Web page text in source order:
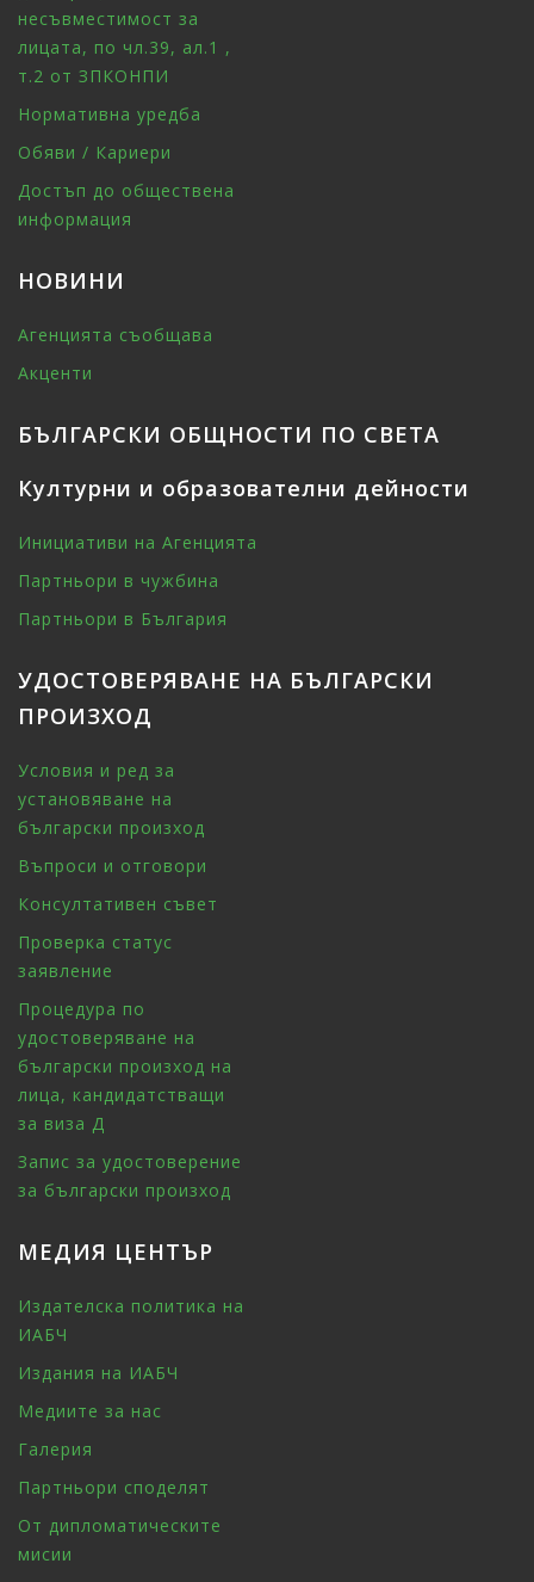
несъвместимост за
лицата, по чл.39, ал.1 ,
т.2 от ЗПКОНПИ
Нормативна уредба
Обяви / Кариери
Достъп до обществена
информация
НОВИНИ
Агенцията съобщава
Акценти
БЪЛГАРСКИ ОБЩНОСТИ ПО СВЕТА
Културни и образователни дейности
Инициативи на Агенцията
Партньори в чужбина
Партньори в България
УДОСТОВЕРЯВАНЕ НА БЪЛГАРСКИ
ПРОИЗХОД
Условия и ред за
установяване на
български произход
Въпроси и отговори
Консултативен съвет
Проверка статус
заявление
Процедура по
удостоверяване на
български произход на
лица, кандидатстващи
за виза Д
Запис за удостоверение
за български произход
МЕДИЯ ЦЕНТЪР
Издателска политика на
ИАБЧ
Издания на ИАБЧ
Медиите за нас
Галерия
Партньори споделят
От дипломатическите
мисии